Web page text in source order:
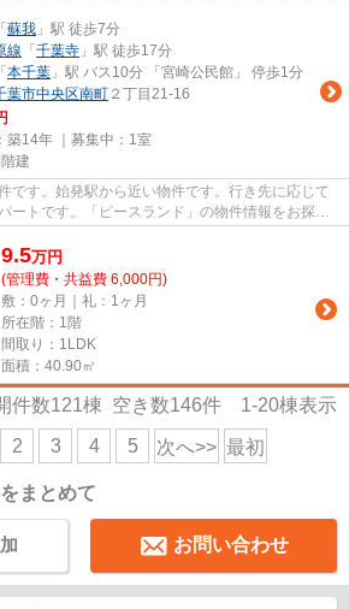
「 蘇我 」駅 徒歩7分
線 「 千葉寺 」駅 徒歩17分
「 本千葉 」駅 バス10分 「宮崎公民館」 停歩1分
葉市中央区南町 ２丁目21-16
築14年 ｜募集中： 1室
建
です。始発駅から近い物件です。行き先に応じて
ートです。「ピースランド」の物件情報をお探し
9.5万円
(管理費・共益費 6,000円)
敷：0ヶ月｜礼：1ヶ月
所在階：1階
間取り：1LDK
面積：40.90㎡
件数121棟 空き数146件 1-20棟表示
2 3 4 5 次へ>> 最初
まとめて
お問い合わせ